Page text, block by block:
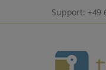
Support: +49